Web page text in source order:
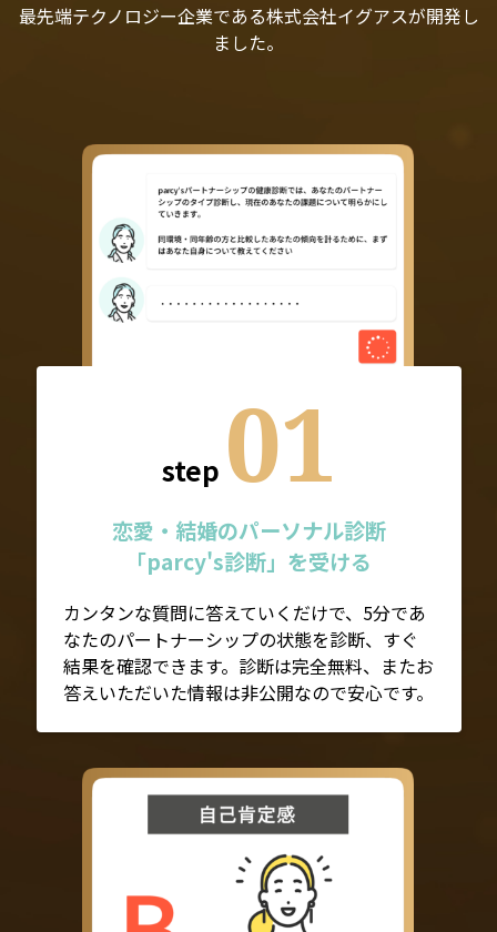
最先端テクノロジー企業である株式会社イグアスが開発し
ました。
step 01
恋愛・結婚のパーソナル診断
「parcy's診断」を受ける
カンタンな質問に答えていくだけで、5分であ
なたのパートナーシップの状態を診断、すぐ
結果を確認できます。診断は完全無料、またお
答えいただいた情報は非公開なので安心です。